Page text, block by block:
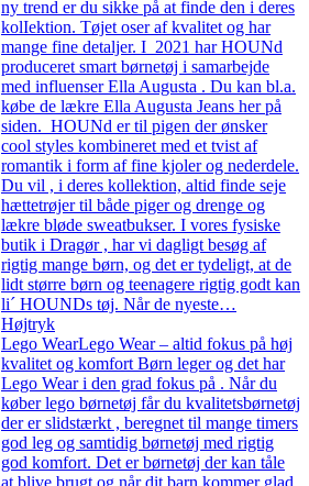
ny trend er du sikke på at finde den i deres
kolIektion. Tøjet oser af kvalitet og har
mange fine detaljer. I 2021 har HOUNd
produceret smart børnetøj i samarbejde
med influenser Ella Augusta . Du kan bl.a.
købe de lækre Ella Augusta Jeans her på
siden. HOUNd er til pigen der ønsker
cool styles kombineret med et tvist af
romantik i form af fine kjoler og nederdele.
Du vil , i deres kollektion, altid finde seje
hættetrøjer til både piger og drenge og
lækre bløde sweatbukser. I vores fysiske
butik i Dragør , har vi dagligt besøg af
rigtig mange børn, og det er tydeligt, at de
lidt større børn og teenagere rigtig godt kan
li´ HOUNDs tøj. Når de nyeste…
Højtryk
Lego WearLego Wear – altid fokus på høj
kvalitet og komfort Børn leger og det har
Lego Wear i den grad fokus på . Når du
køber lego børnetøj får du kvalitetsbørnetøj
der er slidstærkt , beregnet til mange timers
god leg og samtidig børnetøj med rigtig
god komfort. Det er børnetøj der kan tåle
at blive brugt og når dit barn kommer glad